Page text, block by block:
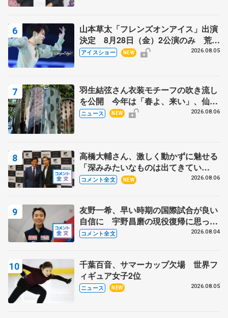
山本草太「フレンズオンアイス」出演
決定 8月28日（金）2公演のみ 荒川
静香さんプロデュース、20周年のアイ
アイスショー NEW 2026.08.05
羽生結弦さん衣装モチーフの吹き流し
を公開 今年は「春よ、来い」、仙台
の瑞鳳殿
ニュース NEW 2026.08.06
高橋大輔さん、激しく動かずに魅せる
「深みみたいなものは出てきてい
る？」 〝兄さん〟と慕うレジェンド
コメント全文 NEW 2026.08.06
友野一希、早い時期の国際試合が良い
自信に 宇野昌磨の現役復帰に思って
いること 【アジアンオープントロフ
コメント全文 2026.08.04
千葉百音、サマーカップ欠場 世界フ
ィギュア女子2位
ニュース NEW 2026.08.05